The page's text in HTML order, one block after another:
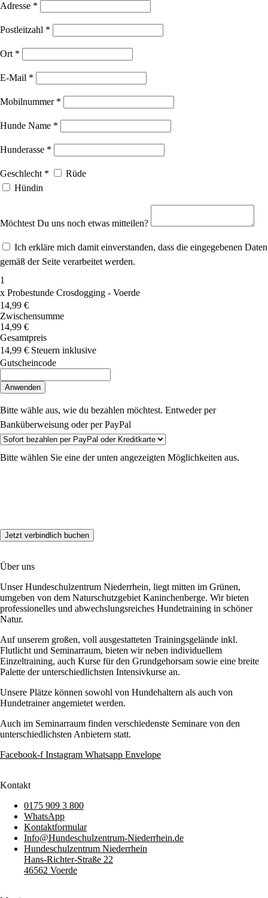
Adresse *
Postleitzahl *
Ort *
E-Mail *
Mobilnummer *
Hunde Name *
Hunderasse *
Geschlecht *
Rüde
Hündin
Möchtest Du uns noch etwas mitteilen?
Ich erkläre mich damit einverstanden, dass die eingegebenen Daten
gemäß der Seite verarbeitet werden.
1
x Probestunde Crosdogging - Voerde
14,99 €
Zwischensumme
14,99 €
Gesamtpreis
14,99 € Steuern inklusive
Gutscheincode
Anwenden
Bitte wähle aus, wie du bezahlen möchtest. Entweder per
Banküberweisung oder per PayPal
Bitte wählen Sie eine der unten angezeigten Möglichkeiten aus.
Über uns
Unser Hundeschulzentrum Niederrhein, liegt mitten im Grünen,
umgeben von dem Naturschutzgebiet Kaninchenberge. Wir bieten
professionelles und abwechslungsreiches Hundetraining in schöner
Natur.
Auf unserem großen, voll ausgestatteten Trainingsgelände inkl.
Flutlicht und Seminarraum, bieten wir neben individuellem
Einzeltraining, auch Kurse für den Grundgehorsam sowie eine breite
Palette der unterschiedlichsten Intensivkurse an.
Unsere Plätze können sowohl von Hundehaltern als auch von
Hundetrainer angemietet werden.
Auch im Seminarraum finden verschiedenste Seminare von den
unterschiedlichsten Anbietern statt.
Facebook-f Instagram Whatsapp Envelope
Kontakt
0175 909 3 800
WhatsApp
Kontaktformular
Info@Hundeschulzentrum-Niederrhein.de
Hundeschulzentrum Niederrhein
Hans-Richter-Straße 22
46562 Voerde